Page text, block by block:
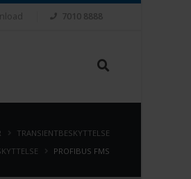
7010 8888
TRANSIENTBESKYTTELSE
PROFIBUS FMS